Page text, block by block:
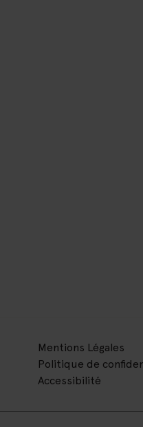
Mentions Légales
Politique de
Accessibilité